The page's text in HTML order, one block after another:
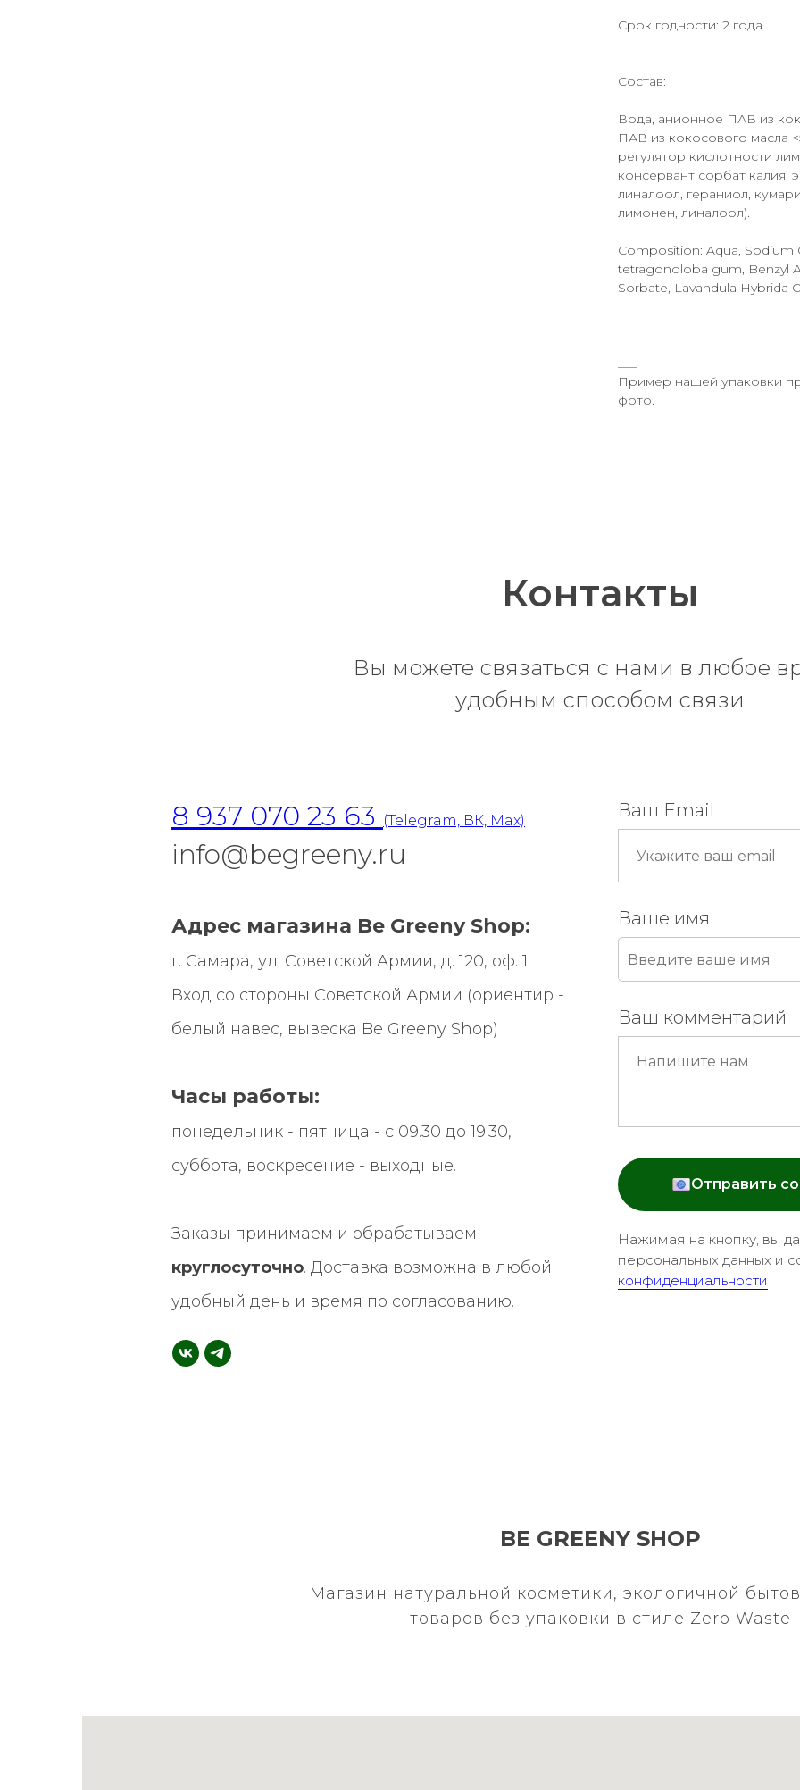
Срок годности: 2 года.
Состав:
Вода, анионное ПАВ из
ПАВ из кокосового масла
регулятор кислотности
консервант сорбат
линалоол, гераниол,
лимонен, линалоол).
Composition: Aqua, Sodium
tetragonoloba gum, Benzyl
Sorbate, Lavandula Hybrida
Пример нашей упаковки
фото.
Контакты
Вы можете связаться с нами в любое
удобным способом связи
8 937 070 23 63 (Telegram, ВК, Max)
info@begreeny.ru
Адрес магазина Be Greeny Shop:
г. Самара, ул. Советской Армии, д. 120, оф. 1.
Вход со стороны Советской Армии (ориентир -
белый навес, вывеска Be Greeny Shop)
Часы работы:
понедельник - пятница - с 09.30 до 19.30,
суббота, воскресение - выходные.
Заказы принимаем и обрабатываем
круглосуточно. Доставка возможна в любой
удобный день и время по согласованию.
Ваш Email
Ваше имя
Ваш комментарий
Отправить
Нажимая на кнопку, вы
персональных данных и
конфиденциальности
BE GREENY SHOP
Магазин натуральной косметики, экологичной
товаров без упаковки в стиле Zero Waste